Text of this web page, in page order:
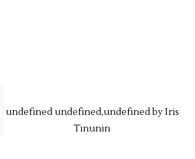
undefined undefined,undefined byIris
Tinunin